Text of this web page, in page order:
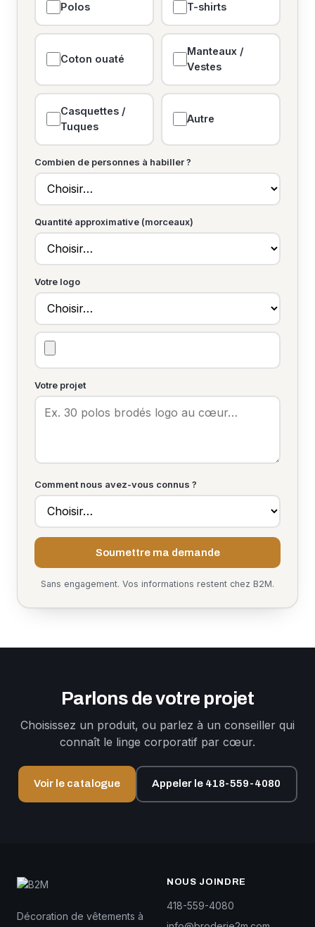
Polos T-shirts
Coton ouaté
Manteaux /
Vestes
Casquettes /
Tuques
Autre
Combien de personnes à habiller ?
Quantité approximative (morceaux)
Votre logo
Votre projet
Comment nous avez-vous connus ?
Soumettre ma demande
Sans engagement. Vos informations restent chez B2M.
Parlons de votre projet
Choisissez un produit, ou parlez à un conseiller qui
connaît le linge corporatif par cœur.
Voir le catalogue Appeler le 418-559-4080
Décoration de vêtements à
NOUS JOINDRE
418-559-4080